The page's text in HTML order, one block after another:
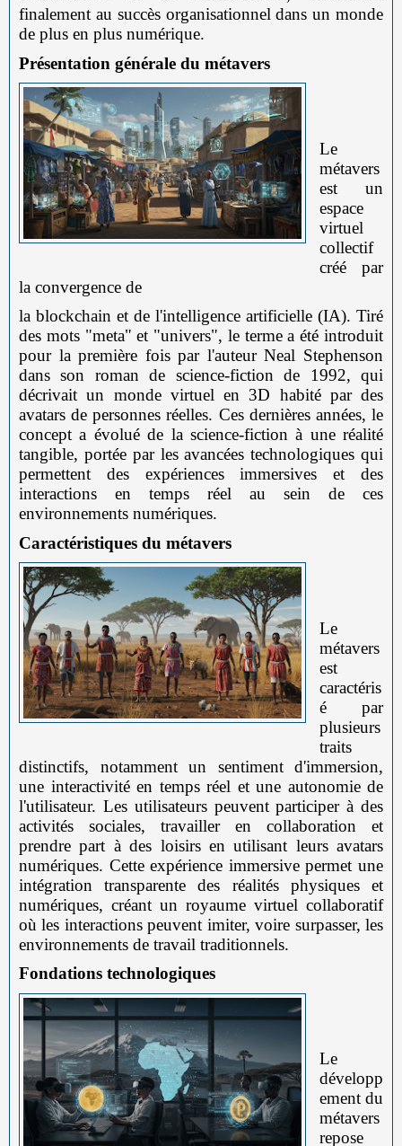
finalement au succès organisationnel dans un monde
de plus en plus numérique.
Présentation générale du métavers
Le
métavers
est un
espace
virtuel
collectif
créé par
la convergence de
la blockchain et de l'intelligence artificielle (IA). Tiré
des mots "meta" et "univers", le terme a été introduit
pour la première fois par l'auteur Neal Stephenson
dans son roman de science-fiction de 1992, qui
décrivait un monde virtuel en 3D habité par des
avatars de personnes réelles. Ces dernières années, le
concept a évolué de la science-fiction à une réalité
tangible, portée par les avancées technologiques qui
permettent des expériences immersives et des
interactions en temps réel au sein de ces
environnements numériques.
Caractéristiques du métavers
Le
métavers
est
caractéris
é par
plusieurs
traits
distinctifs, notamment un sentiment d'immersion,
une interactivité en temps réel et une autonomie de
l'utilisateur. Les utilisateurs peuvent participer à des
activités sociales, travailler en collaboration et
prendre part à des loisirs en utilisant leurs avatars
numériques. Cette expérience immersive permet une
intégration transparente des réalités physiques et
numériques, créant un royaume virtuel collaboratif
où les interactions peuvent imiter, voire surpasser, les
environnements de travail traditionnels.
Fondations technologiques
Le
développ
ement du
métavers
repose